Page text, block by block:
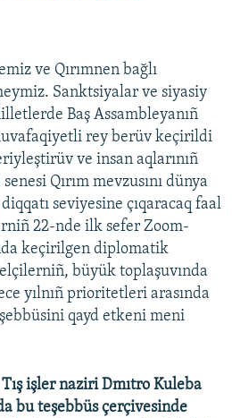
ve Qırımnen bağlı
Sanktsiyalar ve siyasiy
Baş Assambleyanıñ
rey berüv keçirildi
ve insan aqlarınıñ
Qırım mevzusını dünya
seviyesine çıqaracaq faal
22-nde ilk sefer Zoom-
keçirilgen diplomatik
büyük toplaşuvında
yılnıñ prioritetleri arasında
qayd etkeni meni
işler naziri Dmıtro Kuleba
bu teşebbüs çerçivesinde